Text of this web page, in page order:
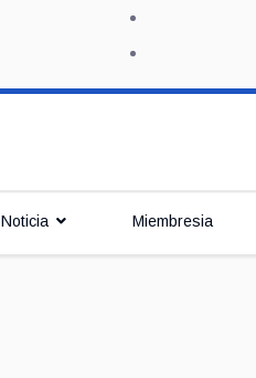
Noticia Miembresia